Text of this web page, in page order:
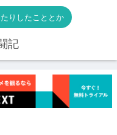
りしたこととか
記